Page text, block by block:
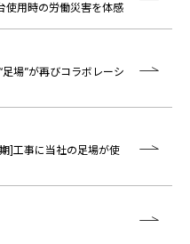
使用時の労働災害を体感
場”が再びコラボレーシ
]工事に当社の足場が使